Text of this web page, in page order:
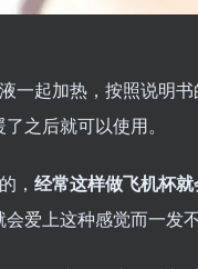
一起加热，按照说明
之后就可以使用。
， 经常这样做飞机杯
爱上这种感觉而一发不